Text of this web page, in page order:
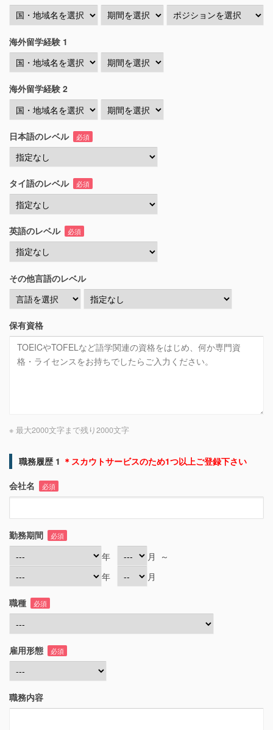
海外留学経験 1
海外留学経験 2
日本語のレベル 必須
タイ語のレベル 必須
英語のレベル 必須
その他言語のレベル
保有資格
※ 最大2000文字まで残り2000文字
職務履歴 1 ＊スカウトサービスのため1つ以上ご登録下さい
会社名
必須
勤務期間 必須
年 月
～
年
月
職種 必須
雇用形態 必須
職務内容